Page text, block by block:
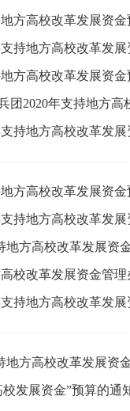
方高校改革发展资
持地方高校改革发
方高校改革发展资
团2020年支持地方
持地方高校改革发
方高校改革发展资
持地方高校改革发
地方高校改革发展资
校改革发展资金管
持地方高校改革发
地方高校改革发展资
校发展资金”预算的通